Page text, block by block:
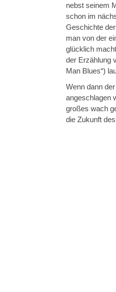
nebst seinem
schon im
Geschichte
man von der
glücklich
der Erzählung
Man Blues“)
Wenn dann
angeschlagen
großes wach
die Zukunft